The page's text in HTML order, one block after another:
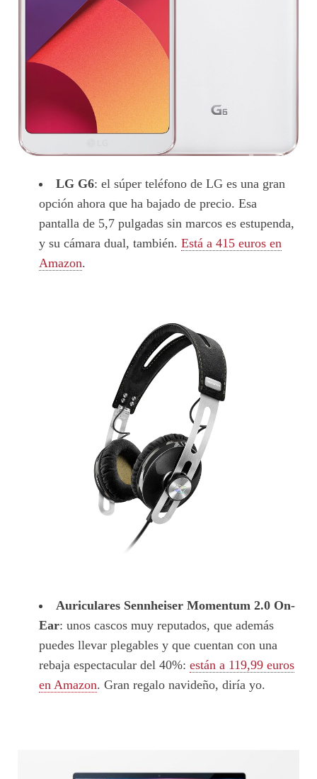
LG G6: el súper teléfono de LG es una gran
opción ahora que ha bajado de precio. Esa
pantalla de 5,7 pulgadas sin marcos es estupenda,
y su cámara dual, también. Está a 415 euros en
Amazon.
Auriculares Sennheiser Momentum 2.0 On-
Ear: unos cascos muy reputados, que además
puedes llevar plegables y que cuentan con una
rebaja espectacular del 40%: están a 119,99 euros
en Amazon. Gran regalo navideño, diría yo.